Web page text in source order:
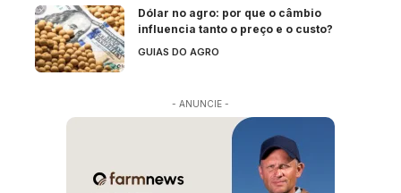
Dólar no agro: por que o câmbio
influencia tanto o preço e o custo?
GUIAS DO AGRO
- ANUNCIE -